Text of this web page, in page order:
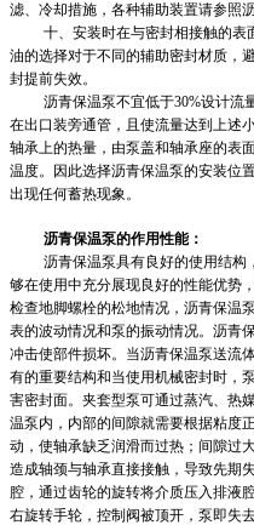
滤、冷却措施，各种辅助装置请参照
十、安装时在与密封相接触的表
油的选择对于不同的辅助密封材质，
封提前失效。
沥青保温泵不宜低于30%设计流
在出口装旁通管，且使流量达到上述
轴承上的热量，由泵盖和轴承座的表
温度。因此选择沥青保温泵的安装位
出现任何蓄热现象。
沥青保温泵的作用性能：
沥青保温泵具有良好的使用结构
够在使用中充分展现良好的性能优势
检查地脚螺栓的松地情况，沥青保温
表的波动情况和泵的振动情况。沥青
冲击使部件损坏。当沥青保温泵送流
有的重要结构和当使用机械密封时，
害密封面。夹套型泵可通过蒸汽、热
温泵内，内部的间隙就需要根据粘度
动，使轴承缺乏润滑而过热；间隙过
造成轴颈与轴承直接接触，导致先期
腔，通过齿轮的旋转将介质压入排液
右旋转手轮，控制阀被顶开，泵即失